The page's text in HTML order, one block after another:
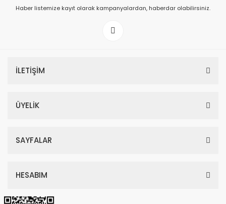
199,00 TL
Haber listemize kayıt olarak kampanyalardan, haberdar olabilirsiniz.
İLETİŞİM
ÜYELİK
SAYFALAR
HESABIM